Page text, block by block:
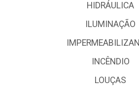
HIDRÁULICA
ILUMINAÇÃO
INCÊNDIO
LOUÇAS